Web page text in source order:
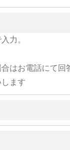
力。
はお電話にて回
ます